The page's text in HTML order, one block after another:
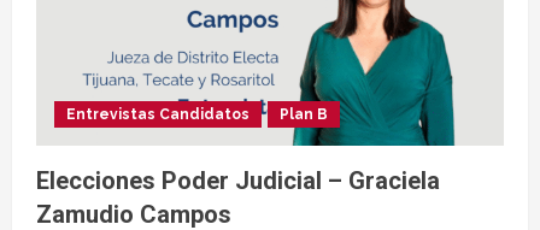
Entrevistas Candidatos Plan B
Elecciones Poder Judicial – Graciela
Zamudio Campos